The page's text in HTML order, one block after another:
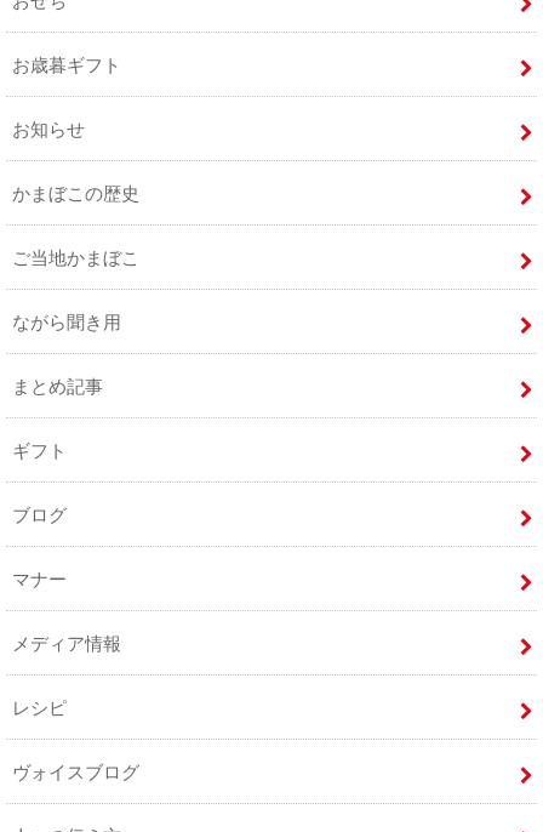
お歳暮ギフト
お知らせ
かまぼこの歴史
ご当地かまぼこ
ながら聞き用
まとめ記事
ギフト
ブログ
マナー
メディア情報
レシピ
ヴォイスブログ